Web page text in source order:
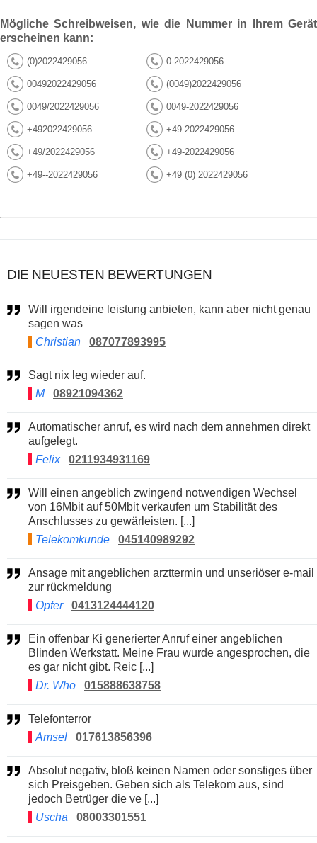
Mögliche Schreibweisen, wie die Nummer in Ihrem Gerät
erscheinen kann:
(0)2022429056 0-2022429056
00492022429056 (0049)2022429056
0049/2022429056 0049-2022429056
+492022429056 +49 2022429056
+49/2022429056 +49-2022429056
+49--2022429056 +49 (0) 2022429056
DIE NEUESTEN BEWERTUNGEN
Will irgendeine leistung anbieten, kann aber nicht genau
sagen was
Christian
087077893995
Sagt nix leg wieder auf.
M
08921094362
Automatischer anruf, es wird nach dem annehmen direkt
aufgelegt.
Felix
0211934931169
Will einen angeblich zwingend notwendigen Wechsel
von 16Mbit auf 50Mbit verkaufen um Stabilität des
Anschlusses zu gewärleisten. [...]
Telekomkunde
045140989292
Ansage mit angeblichen arzttermin und unseriöser e-mail
zur rückmeldung
Opfer
0413124444120
Ein offenbar Ki generierter Anruf einer angeblichen
Blinden Werkstatt. Meine Frau wurde angesprochen, die
es gar nicht gibt. Reic [...]
Dr. Who
015888638758
Telefonterror
Amsel
017613856396
Absolut negativ, bloß keinen Namen oder sonstiges über
sich Preisgeben. Geben sich als Telekom aus, sind
jedoch Betrüger die ve [...]
Uscha
08003301551